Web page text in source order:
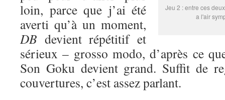
Jeu 2 : entre ces
a l'air
loin, parce que j’ai été
averti qu’à un moment,
DB devient répétitif et
sérieux – grosso modo, d’après ce
Son Goku devient grand. Suffit de
couvertures, c’est assez parlant.